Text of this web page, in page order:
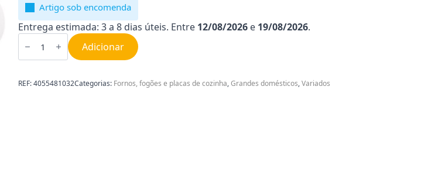
Artigo sob encomenda
Entrega estimada: 3 a 8 dias úteis. Entre 12/08/2026 e 19/08/2026.
Quantidade
de
de
para
combinado
Adicionar
REF:4055481032Categorias: Fornos, fogões e placas de cozinha,Grandes domésticos,Variados